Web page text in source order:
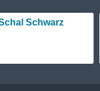
Schwarz